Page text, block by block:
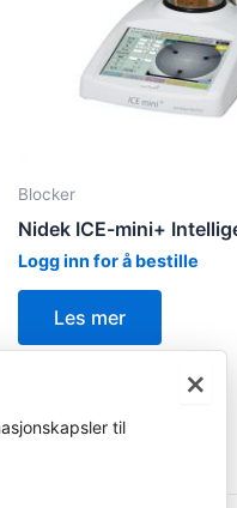
Blocker
Nidek ICE-mini+
Logg inn for å bestille
Les mer
×
til